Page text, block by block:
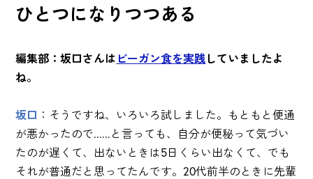
ひとつになりつつある
編集部：坂口さんは ビーガン食を実践していましたよ
ね。
坂口 ：そうですね、いろいろ試しました。もともと便通
が悪かったので......と言っても、自分が便秘って気づい
たのが遅くて、出ないときは5日くらい出なくて、でも
それが普通だと思ってたんです。20代前半のときに先輩